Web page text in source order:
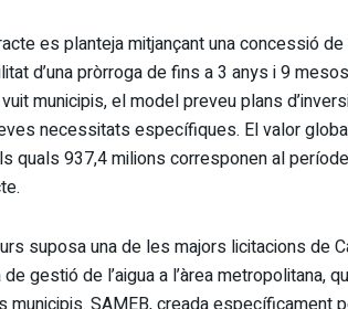
es planteja mitjançant una concessió
d’una pròrroga de fins a 3 anys i 9
municipis, el model preveu plans
necessitats específiques. El valor
quals 937,4 milions corresponen al
suposa una de les majors licitacions de
gestió de l’aigua a l’àrea metropolitana,